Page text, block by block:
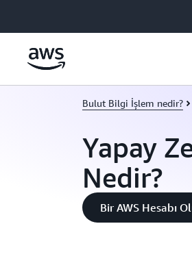
Bulut Bilgi İşlem nedir?
Yapay
Nedir?
Bir AWS Hesabı